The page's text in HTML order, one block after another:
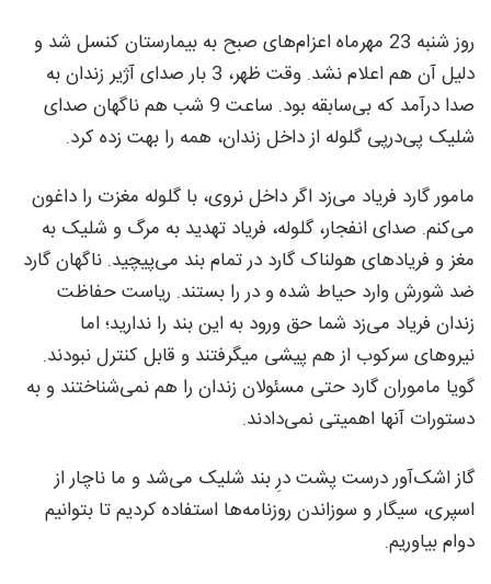
روز شنبه 23 مهرماه اعزام‌های صبح به بیمارستان کنسل شد و
دلیل آن هم اعلام نشد. وقت ظهر، 3 بار صدای آژیر زندان به
صدا درآمد که بی‌سابقه بود. ساعت 9 شب هم ناگهان صدای
شلیک پی‌درپی گلوله از داخل زندان، همه را بهت زده کرد.
مامور گارد فریاد می‌زد اگر داخل نروی، با گلوله مغزت را داغون
می‌کنم. صدای انفجار، گلوله، فریاد تهدید به مرگ و شلیک به
مغز و فریادهای هولناک گارد در تمام بند می‌پیچید. ناگهان گارد
ضد شورش وارد حیاط شده و در را بستند. ریاست حفاظت
زندان فریاد می‌زد شما حق ورود به این بند را ندارید؛ اما
نیروهای سرکوب از هم پیشی میگرفتند و قابل کنترل نبودند.
گویا ماموران گارد حتی مسئولان زندان را هم نمی‌شناختند و به
دستورات آنها اهمیتی نمی‌دادند.
گاز اشک‌آور درست پشت درِ بند شلیک می‌شد و ما ناچار از
اسپری، سیگار و سوزاندن روزنامه‌ها استفاده کردیم تا بتوانیم
دوام بیاوریم.